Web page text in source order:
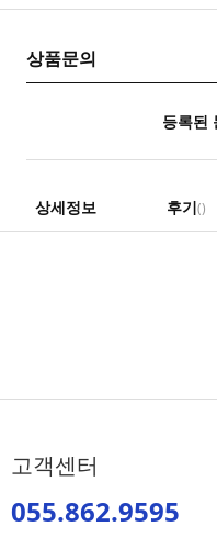
상품문의
등록된
상세정보 후기()
고객센터
055.862.9595